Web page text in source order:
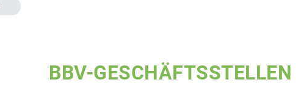
BBV-GESCHÄFTSSTELLEN